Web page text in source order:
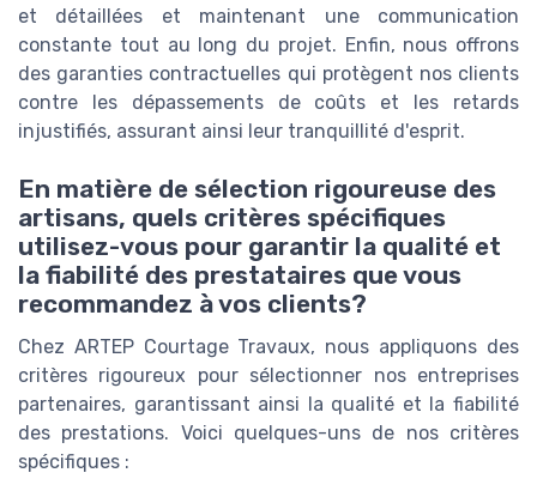
et détaillées et maintenant une communication
constante tout au long du projet. Enfin, nous offrons
des garanties contractuelles qui protègent nos clients
contre les dépassements de coûts et les retards
injustifiés, assurant ainsi leur tranquillité d'esprit.
En matière de sélection rigoureuse des
artisans, quels critères spécifiques
utilisez-vous pour garantir la qualité et
la fiabilité des prestataires que vous
recommandez à vos clients?
Chez ARTEP Courtage Travaux, nous appliquons des
critères rigoureux pour sélectionner nos entreprises
partenaires, garantissant ainsi la qualité et la fiabilité
des prestations. Voici quelques-uns de nos critères
spécifiques :